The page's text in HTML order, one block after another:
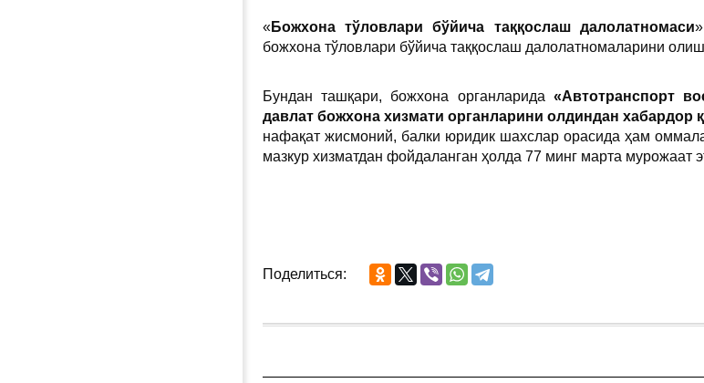
«Божхона тўловлари бўйича таққослаш далолатномаси
божхона тўловлари бўйича таққослаш далолатномаларини
Бундан ташқари, божхона органларида «Автотранспорт
давлат божхона хизмати органларини олдиндан хабардор
нафақат жисмоний, балки юридик шахслар орасида ҳам
мазкур хизматдан фойдаланган ҳолда 77 минг марта мурожаат
Поделиться: